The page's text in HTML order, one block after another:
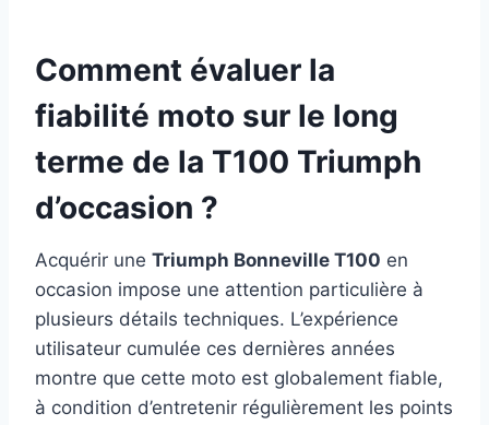
Comment évaluer la
fiabilité moto sur le long
terme de la T100 Triumph
d’occasion ?
Acquérir une Triumph Bonneville T100 en
occasion impose une attention particulière à
plusieurs détails techniques. L’expérience
utilisateur cumulée ces dernières années
montre que cette moto est globalement fiable,
à condition d’entretenir régulièrement les points